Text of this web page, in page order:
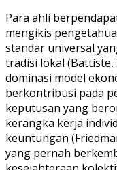
Para ahli
mengikis
standar universal
tradisi lokal (Battiste,
dominasi model
berkontribusi pada
keputusan yang
kerangka kerja
keuntungan
yang pernah